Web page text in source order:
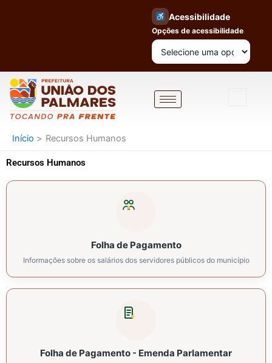
Acessibilidade
Opções de acessibilidade
Início Recursos Humanos
Recursos Humanos
Folha de Pagamento
Informações sobre os salários dos servidores públicos do município
Folha de Pagamento - Emenda Parlamentar